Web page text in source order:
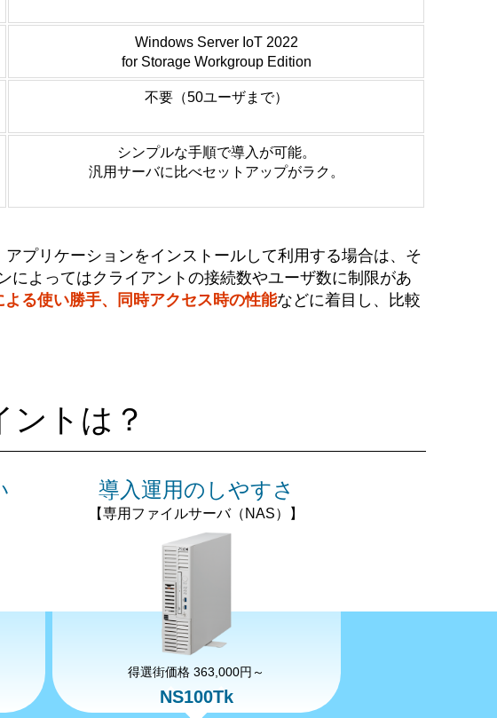
Windows Server IoT 2022
for Storage Workgroup Edition
不要（50ユーザまで）
シンプルな手順で導入が可能。
汎用サーバに比べセットアップがラク。
プリケーションをインストールして利用する場合は、そ
よってはクライアントの接続数やユーザ数に制限があ
る使い勝手、同時アクセス時の性能などに着目し、比較
トは？
導入運用のしやすさ
【専用ファイルサーバ（NAS）】
得選街価格 363,000円～
NS100Tk